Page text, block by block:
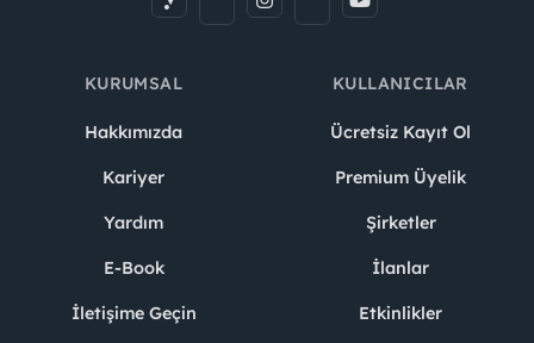
KURUMSAL
Hakkımızda
Kariyer
Yardım
E-Book
İletişime Geçin
KULLANICILAR
Ücretsiz Kayıt Ol
Premium Üyelik
Şirketler
İlanlar
Etkinlikler